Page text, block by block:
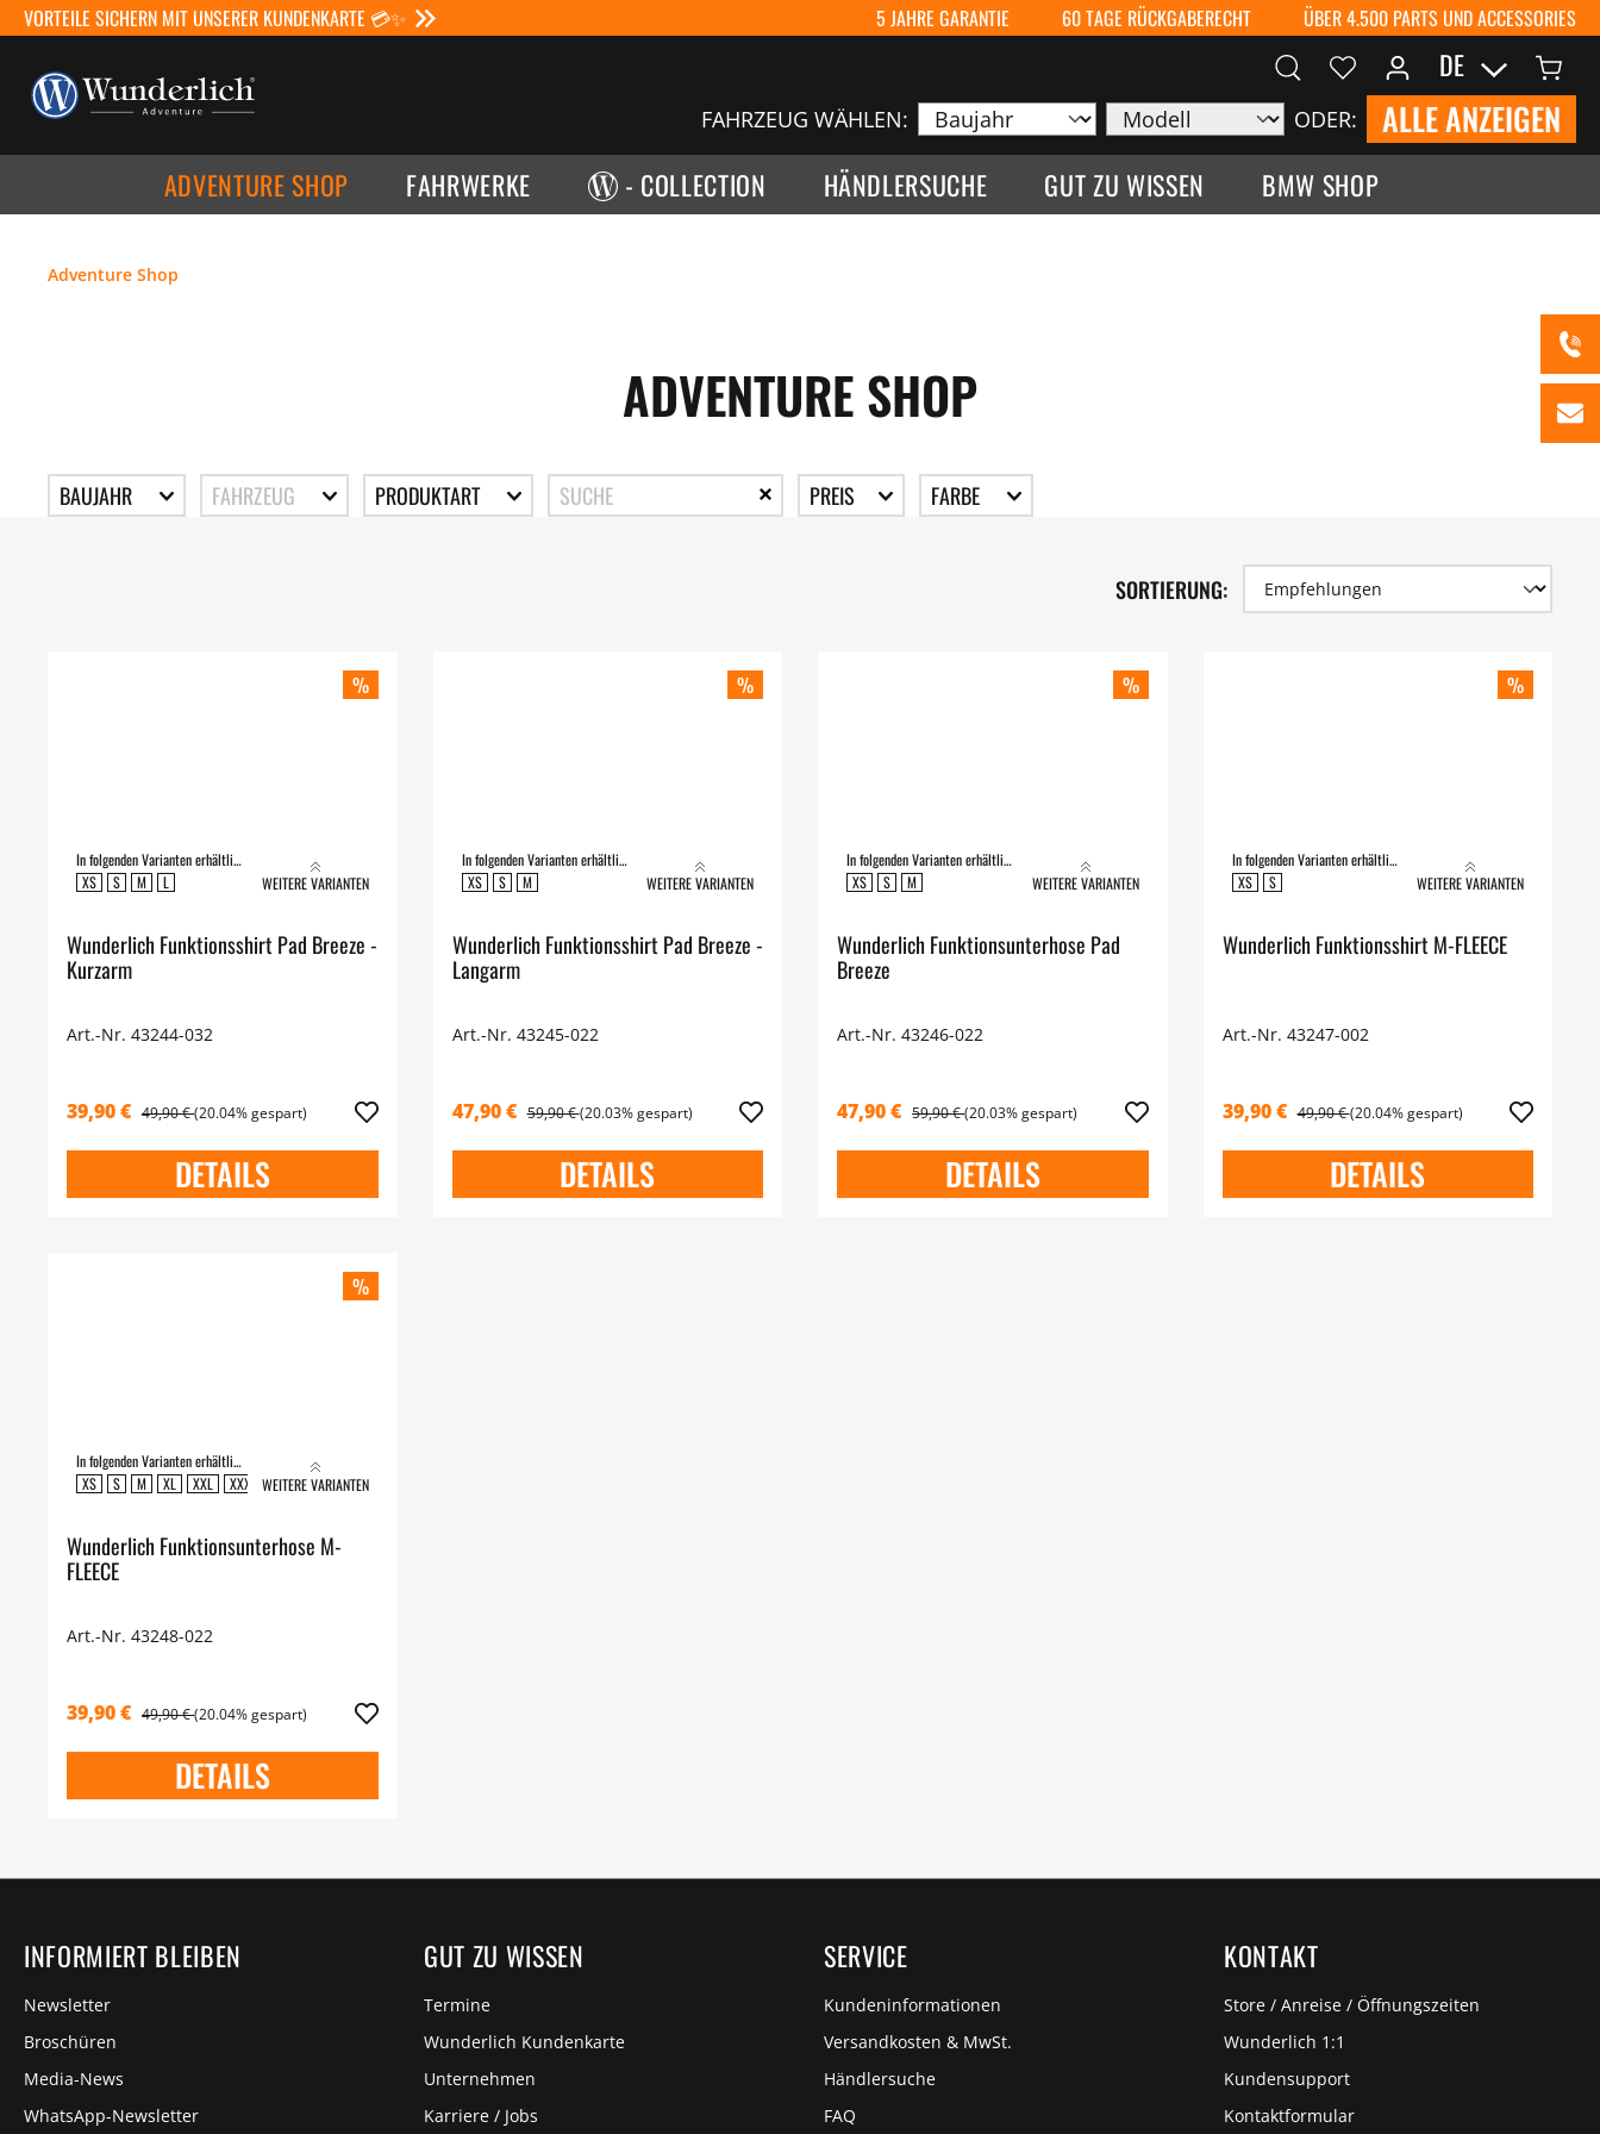
VORTEILE SICHERN MIT UNSERER KUNDENKARTE 💳✨ 5 JAHRE GARANTIE 60 TAGE RÜCKGABERECHT ÜBER 4.500 PARTS UND ACCESSORIES
FAHRZEUG WÄHLEN: ODER: ALLE ANZEIGEN
DE
ADVENTURE SHOP FAHRWERKE - COLLECTION HÄNDLERSUCHE GUT ZU WISSEN BMW SHOP
Adventure Shop
ADVENTURE SHOP
BAUJAHR FAHRZEUG PRODUKTART FARBE
PREIS
SORTIERUNG:
%
In folgenden Varianten erhältlich:
XS
S M L WEITERE VARIANTEN
Wunderlich Funktionsshirt Pad Breeze -
Kurzarm
Art.-Nr. 43244-032
39,90 € 49,90 €(20.04% gespart)
DETAILS
%
In folgenden Varianten erhältlich:
XS
S M WEITERE VARIANTEN
Wunderlich Funktionsshirt Pad Breeze -
Langarm
Art.-Nr. 43245-022
47,90 € 59,90 €(20.03% gespart)
DETAILS
%
In folgenden Varianten erhältlich:
XS
S M WEITERE VARIANTEN
Wunderlich Funktionsunterhose Pad
Breeze
Art.-Nr. 43246-022
47,90 € 59,90 €(20.03% gespart)
DETAILS
%
In folgenden Varianten erhältlich:
XS
S WEITERE VARIANTEN
Wunderlich Funktionsshirt M-FLEECE
Art.-Nr. 43247-002
39,90 € 49,90 €(20.04% gespart)
DETAILS
%
In folgenden Varianten erhältlich:
XS
S M XL XXL XXXL XXXXL
WEITERE VARIANTEN
Wunderlich Funktionsunterhose M-
FLEECE
Art.-Nr. 43248-022
39,90 € 49,90 €(20.04% gespart)
DETAILS
INFORMIERT BLEIBEN
Newsletter
Broschüren
Media-News
WhatsApp-Newsletter
GUT ZU WISSEN
Termine
Wunderlich Kundenkarte
Unternehmen
Karriere / Jobs
SERVICE
Kundeninformationen
Versandkosten & MwSt.
Händlersuche
FAQ
KONTAKT
Store / Anreise / Öffnungszeiten
Wunderlich 1:1
Kundensupport
Kontaktformular